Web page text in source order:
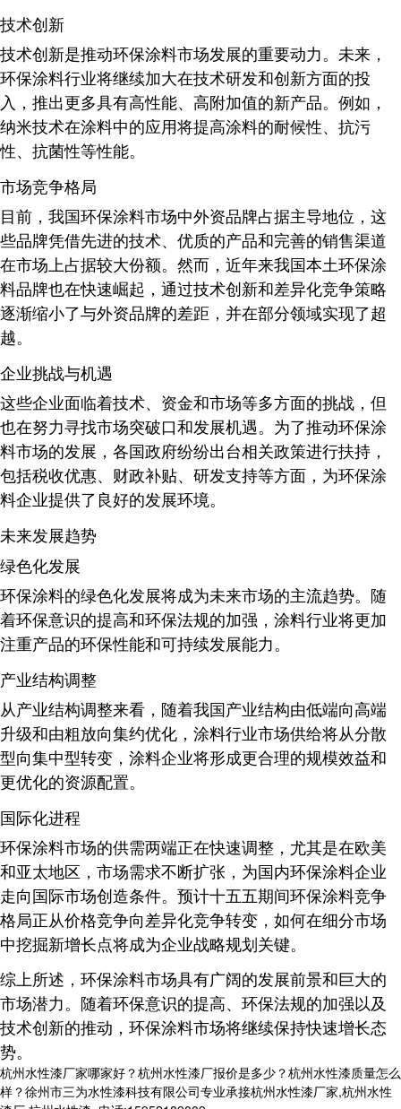
技术创新
技术创新是推动环保涂料市场发展的重要动力。未来，
环保涂料行业将继续加大在技术研发和创新方面的投
入，推出更多具有高性能、高附加值的新产品。例如，
纳米技术在涂料中的应用将提高涂料的耐候性、抗污
性、抗菌性等性能。
市场竞争格局
目前，我国环保涂料市场中外资品牌占据主导地位，这
些品牌凭借先进的技术、优质的产品和完善的销售渠道
在市场上占据较大份额。然而，近年来我国本土环保涂
料品牌也在快速崛起，通过技术创新和差异化竞争策略
逐渐缩小了与外资品牌的差距，并在部分领域实现了超
越。
企业挑战与机遇
这些企业面临着技术、资金和市场等多方面的挑战，但
也在努力寻找市场突破口和发展机遇。为了推动环保涂
料市场的发展，各国政府纷纷出台相关政策进行扶持，
包括税收优惠、财政补贴、研发支持等方面，为环保涂
料企业提供了良好的发展环境。
未来发展趋势
绿色化发展
环保涂料的绿色化发展将成为未来市场的主流趋势。随
着环保意识的提高和环保法规的加强，涂料行业将更加
注重产品的环保性能和可持续发展能力。
产业结构调整
从产业结构调整来看，随着我国产业结构由低端向高端
升级和由粗放向集约优化，涂料行业市场供给将从分散
型向集中型转变，涂料企业将形成更合理的规模效益和
更优化的资源配置。
国际化进程
环保涂料市场的供需两端正在快速调整，尤其是在欧美
和亚太地区，市场需求不断扩张，为国内环保涂料企业
走向国际市场创造条件。预计十五五期间环保涂料竞争
格局正从价格竞争向差异化竞争转变，如何在细分市场
中挖掘新增长点将成为企业战略规划关键。
综上所述，环保涂料市场具有广阔的发展前景和巨大的
市场潜力。随着环保意识的提高、环保法规的加强以及
技术创新的推动，环保涂料市场将继续保持快速增长态
势。
杭州水性漆厂家哪家好？杭州水性漆厂报价是多少？杭州水性漆质量怎么
样？徐州市三为水性漆科技有限公司专业承接杭州水性漆厂家,杭州水性